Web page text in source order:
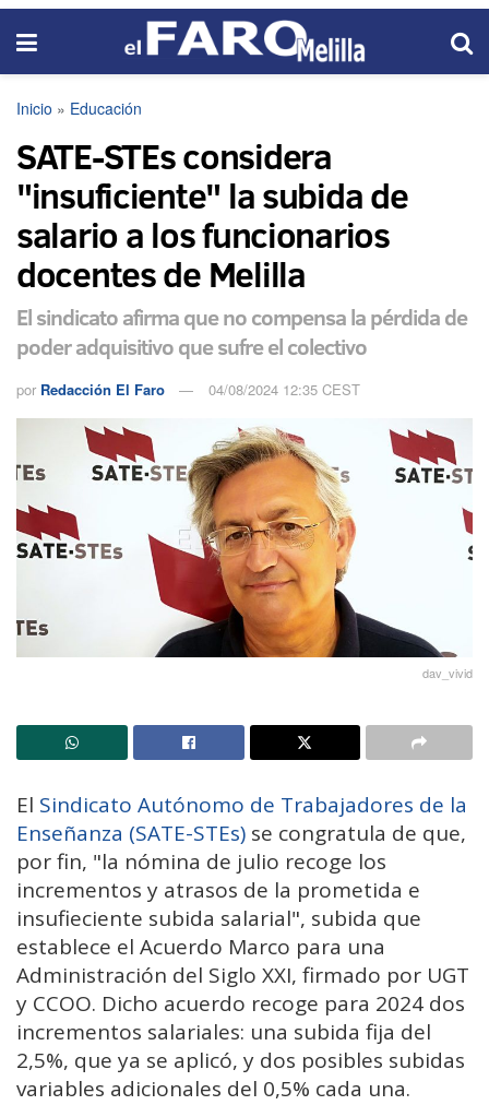
Inicio » Educación
SATE-STEs considera
"insuficiente" la subida de
salario a los funcionarios
docentes de Melilla
El sindicato afirma que no compensa la pérdida de
poder adquisitivo que sufre el colectivo
por Redacción El Faro 04/08/2024 12:35 CEST
dav_vivid
El Sindicato Autónomo de Trabajadores de la
Enseñanza (SATE-STEs) se congratula de que,
por fin, "la nómina de julio recoge los
incrementos y atrasos de la prometida e
insufieciente subida salarial", subida que
establece el Acuerdo Marco para una
Administración del Siglo XXI, firmado por UGT
y CCOO. Dicho acuerdo recoge para 2024 dos
incrementos salariales: una subida fija del
2,5%, que ya se aplicó, y dos posibles subidas
variables adicionales del 0,5% cada una.